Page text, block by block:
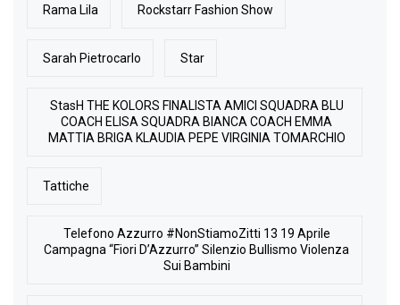
Rama Lila Rockstarr Fashion Show
Sarah Pietrocarlo Star
StasH THE KOLORS FINALISTA AMICI SQUADRA BLU
COACH ELISA SQUADRA BIANCA COACH EMMA
MATTIA BRIGA KLAUDIA PEPE VIRGINIA TOMARCHIO
Tattiche
Telefono Azzurro #NonStiamoZitti 13 19 Aprile
Campagna “Fiori D’Azzurro” Silenzio Bullismo Violenza
Sui Bambini